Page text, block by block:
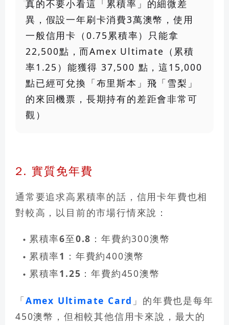
真的不要小看這「累積率」的細微差
異，假設一年刷卡消費3萬澳幣，使用
一般信用卡（0.75累積率）只能拿
22,500點，而Amex Ultimate（累積
率1.25）能獲得 37,500 點，這15,000
點已經可兌換「布里斯本」飛「雪梨」
的來回機票，長期持有的差距會非常可
觀）
2. 實質免年費
通常要追求高累積率的話，信用卡年費也相
對較高，以目前的市場行情來說：
累積率6至0.8 ：年費約300澳幣
累積率1 ：年費約400澳幣
累積率1.25 ：年費約450澳幣
「Amex Ultimate Card 」的年費也是每年
450澳幣，但相較其他信用卡來說，最大的